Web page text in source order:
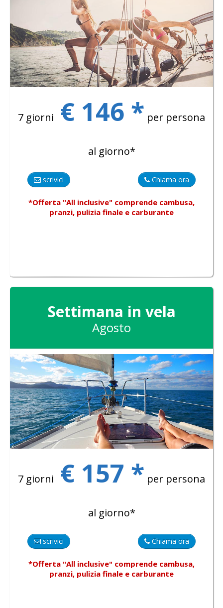
7 giorni € 146 * per persona
al giorno*
Chiama ora
scrivici
*Offerta "All inclusive" comprende cambusa,
pranzi, pulizia finale e carburante
Settimana in vela
Agosto
7 giorni € 157 * per persona
al giorno*
Chiama ora
scrivici
*Offerta "All inclusive" comprende cambusa,
pranzi, pulizia finale e carburante